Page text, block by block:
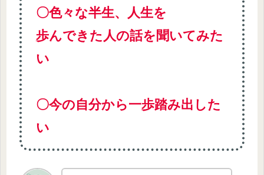
〇色々な半生、人生を
歩んできた人の話を聞いてみた
い
〇今の自分から一歩踏み出した
い